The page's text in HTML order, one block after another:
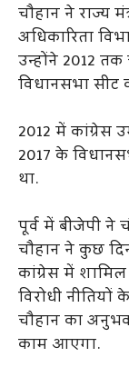
चौहान ने राज्य
अधिकारिता
उन्होंने 2012
विधानसभा सीट
2012 में कांग्रेस
2017 के
था.
पूर्व में बीजेपी ने
चौहान ने कुछ
कांग्रेस में
विरोधी
चौहान का
काम आएगा.